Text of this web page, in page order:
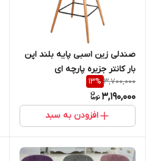
صندلی زین اسبی پایه بلند اپن
بار کانتر جزیره پارچه ای
3,700,000
13%
3,190,000
افزودن به سبد